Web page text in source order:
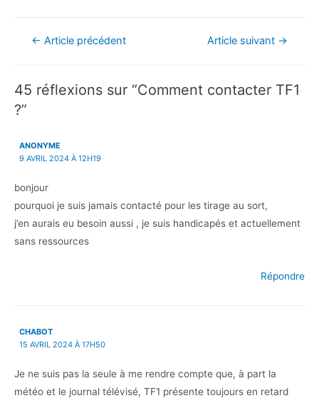
Navigation
← Article précédent Article suivant →
45 réflexions sur “Comment contacter TF1
?”
ANONYME
9 AVRIL 2024 À 12H19
bonjour
pourquoi je suis jamais contacté pour les tirage au sort,
j’en aurais eu besoin aussi , je suis handicapés et actuellement
sans ressources
Répondre
CHABOT
15 AVRIL 2024 À 17H50
Je ne suis pas la seule à me rendre compte que, à part la
météo et le journal télévisé, TF1 présente toujours en retard